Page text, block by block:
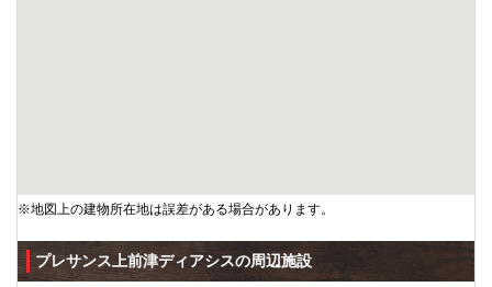
※地図上の建物所在地は誤差がある場合があります。
プレサンス上前津ディアシスの周辺施設